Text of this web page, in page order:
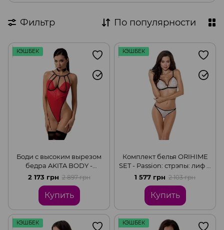
Фильтр По популярности
КЭШБЕК
Боди с высоким вырезом
бедра AKITA BODY -
Passion Exclusive, Red, L/XL
2 173 грн 2 897 грн
Купить
КЭШБЕК
Комплект белья ORIHIME
SET - Passion: стрэпы: лиф и
трусики, White, L/XL
1 577 грн 2 103 грн
Купить
КЭШБЕК КЭШБЕК